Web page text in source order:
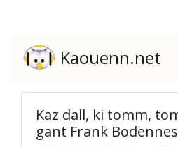
Kaouenn.net
Kaz dall, ki tomm,
gant Frank Bodennes